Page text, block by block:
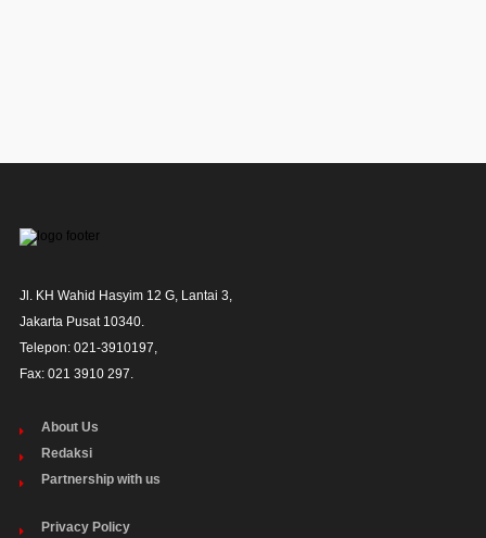
Jl. KH Wahid Hasyim 12 G, Lantai 3,
Jakarta Pusat 10340.
Telepon: 021-3910197,
Fax: 021 3910 297.
About Us
Redaksi
Partnership with us
Privacy Policy